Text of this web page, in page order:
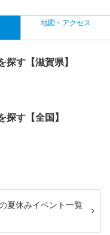
地図・アクセス
す【滋賀県】
す【全国】
夏休みイベント一覧